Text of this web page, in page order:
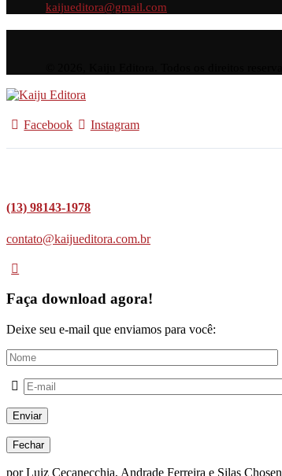
kaijueditora@gmail.com
Facebook Instagram
(13) 98143-1978
contato@kaijueditora.com.br
Faça download agora!
Deixe seu e-mail que enviamos para você:
Fechar
por Luiz Cecanecchia, Andrade Ferreira e Silas Chosen